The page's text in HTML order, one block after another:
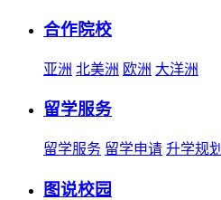
合作院校
亚洲 北美洲 欧洲 大洋洲
留学服务
留学服务 留学申请 升学规划
图说校园